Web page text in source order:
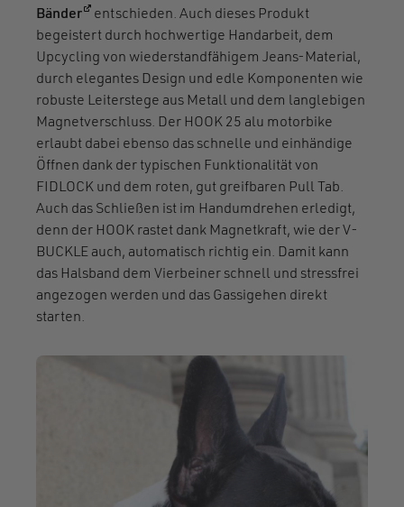
Bänder(öffnet in einem neuen Fenster)
entschieden. Auch dieses Produkt
begeistert durch hochwertige Handarbeit, dem
Upcycling von wiederstandfähigem Jeans-Material,
durch elegantes Design und edle Komponenten wie
robuste Leiterstege aus Metall und dem langlebigen
Magnetverschluss. Der HOOK 25 alu motorbike
erlaubt dabei ebenso das schnelle und einhändige
Öffnen dank der typischen Funktionalität von
FIDLOCK und dem roten, gut greifbaren Pull Tab.
Auch das Schließen ist im Handumdrehen erledigt,
denn der HOOK rastet dank Magnetkraft, wie der V-
BUCKLE auch, automatisch richtig ein. Damit kann
das Halsband dem Vierbeiner schnell und stressfrei
angezogen werden und das Gassigehen direkt
starten.